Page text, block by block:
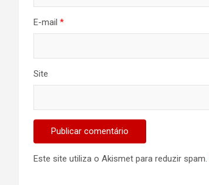
E-mail *
Site
Este site utiliza o Akismet para reduzir spam.